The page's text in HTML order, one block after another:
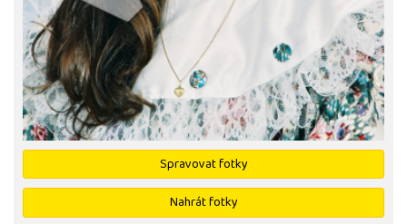
Spravovat fotky
Nahrát fotky